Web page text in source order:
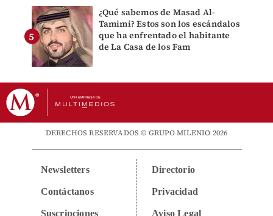
¿Qué sabemos de Masad Al-
Tamimi? Estos son los escándalos
que ha enfrentado el habitante
de La Casa de los Fam
DERECHOS RESERVADOS © GRUPO MILENIO 2026
Newsletters
Contáctanos
Suscripciones
Directorio
Privacidad
Aviso Legal